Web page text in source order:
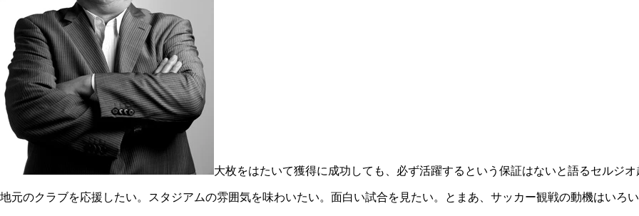
大枚をはたいて獲得に成功しても、必ず活躍するという保証はないと語るセルジオ
地元のクラブを応援したい。スタジアムの雰囲気を味わいたい。面白い試合を見たい。とまあ、サッカー観戦の動機はいろい